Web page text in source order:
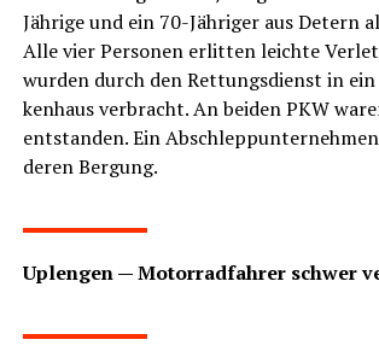
Jäh­ri­ge und ein 70-Jäh­ri­ger aus Detern
Alle vier Per­so­nen erlit­ten leich­te
wur­den durch den Ret­tungs­dienst in
ken­haus ver­bracht. An bei­den PKW
ent­stan­den. Ein
deren Bergung.
Uple­n­gen — Motor­rad­fah­rer schwer